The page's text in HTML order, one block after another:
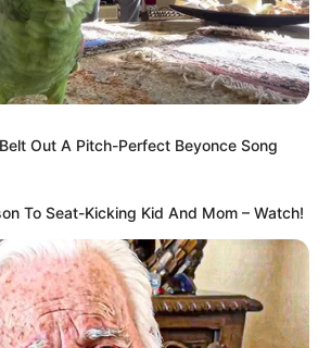
Out A Pitch-Perfect Beyonce Song
To Seat-Kicking Kid And Mom – Watch!